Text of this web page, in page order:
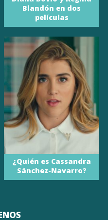
Blandón en dos
películas
¿Quién es Cassandra
Sánchez-Navarro?